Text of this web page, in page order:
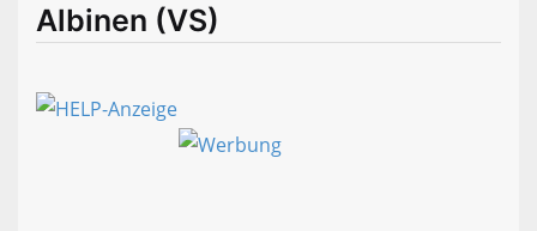
Albinen (VS)